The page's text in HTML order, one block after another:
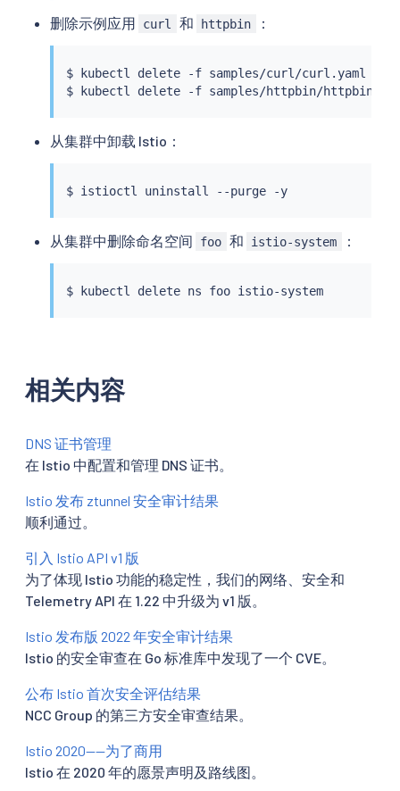
删除示例应用 curl 和 httpbin ：
$ kubectl
delete -f samples/curl/curl.yaml -n
$ kubectl
从集群中卸载 Istio：
$ istioctl uninstall --purge -y
从集群中删除命名空间 foo 和 istio-system ：
$ kubectl delete ns foo istio-system
相关内容
DNS 证书管理
在 Istio 中配置和管理 DNS 证书。
Istio 发布 ztunnel 安全审计结果
顺利通过。
引入 Istio API v1 版
为了体现 Istio 功能的稳定性，我们的网络、安全和
Telemetry API 在 1.22 中升级为 v1 版。
Istio 发布版 2022 年安全审计结果
Istio 的安全审查在 Go 标准库中发现了一个 CVE。
公布 Istio 首次安全评估结果
NCC Group 的第三方安全审查结果。
Istio 2020——为了商用
Istio 在 2020 年的愿景声明及路线图。